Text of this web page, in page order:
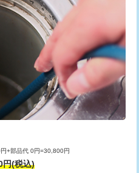
)
銅
+8,800円
作
11,000円~
で） 55,000円
ｍ超
作業）
+3,300円
33,000円
8,800円
・修
作業）
11,000円
掃・修
業）
22,000円
掃・修
作業）
33,000円
+部品代 0円=30,800円
円(税込)